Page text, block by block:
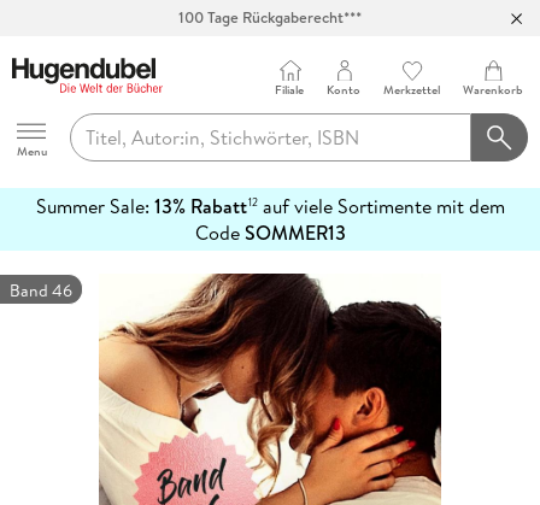
100 Tage Rückgaberecht***
Hugendubel
Menu
Filiale Konto Merkzettel Warenkorb
Summer Sale: 13% Rabatt12auf viele Sortimente mit dem
CodeSOMMER13
erfahren
Band 46